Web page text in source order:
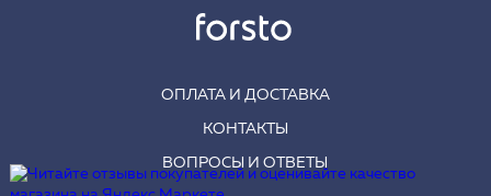
ОПЛАТА И ДОСТАВКА
КОНТАКТЫ
ВОПРОСЫ И ОТВЕТЫ